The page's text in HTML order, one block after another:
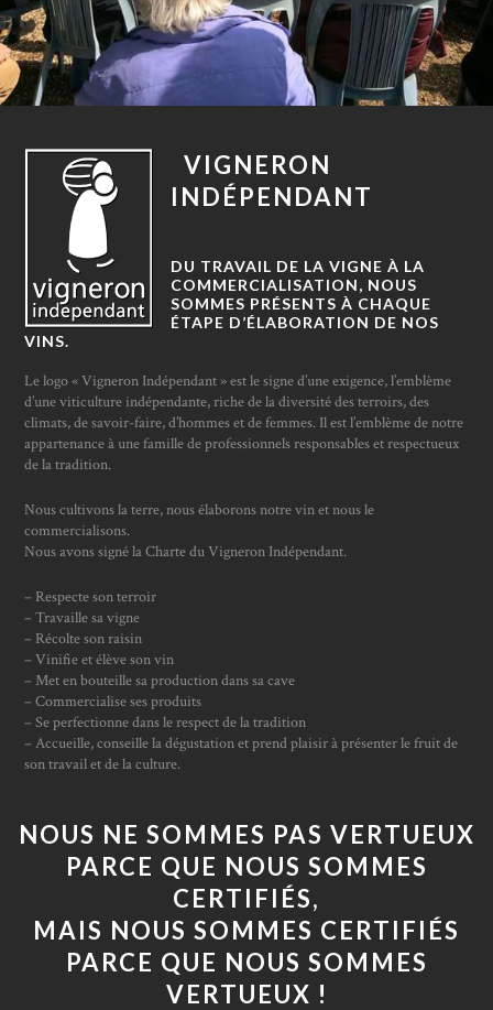
VIGNERON
INDÉPENDANT
DU TRAVAIL DE LA VIGNE À LA
COMMERCIALISATION, NOUS
SOMMES PRÉSENTS À CHAQUE
ÉTAPE D’ÉLABORATION DE NOS
VINS.
Le logo « Vigneron Indépendant » est le signe d’une exigence, l’emblème
d’une viticulture indépendante, riche de la diversité des terroirs, des
climats, de savoir-faire, d’hommes et de femmes. Il est l’emblème de notre
appartenance à une famille de professionnels responsables et respectueux
de la tradition.
Nous cultivons la terre, nous élaborons notre vin et nous le
commercialisons.
Nous avons signé la Charte du Vigneron Indépendant.
– Respecte son terroir
– Travaille sa vigne
– Récolte son raisin
– Vinifie et élève son vin
– Met en bouteille sa production dans sa cave
– Commercialise ses produits
– Se perfectionne dans le respect de la tradition
– Accueille, conseille la dégustation et prend plaisir à présenter le fruit de
son travail et de la culture.
NOUS NE SOMMES PAS VERTUEUX
PARCE QUE NOUS SOMMES
CERTIFIÉS,
MAIS NOUS SOMMES CERTIFIÉS
PARCE QUE NOUS SOMMES
VERTUEUX !